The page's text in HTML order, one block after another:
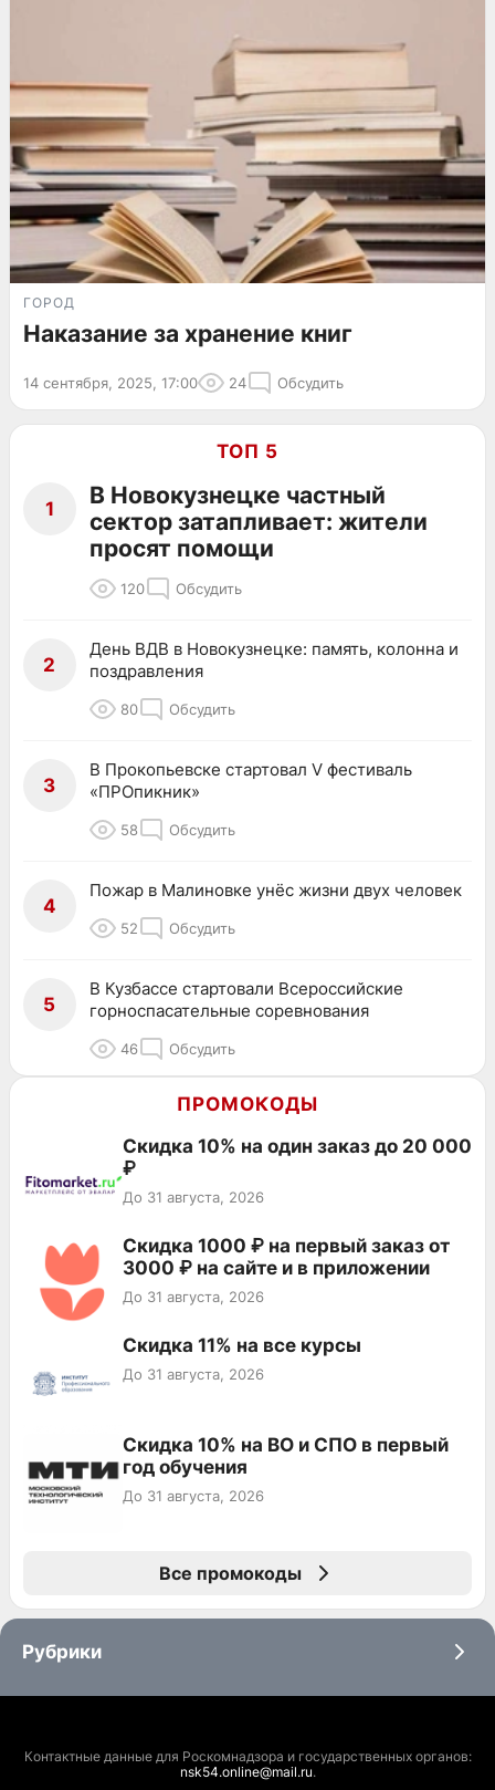
ГОРОД
Наказание за хранение книг
14 сентября, 2025, 17:00 24 Обсудить
ТОП 5
1
В Новокузнецке частный
сектор затапливает: жители
просят помощи
120 Обсудить
2
День ВДВ в Новокузнецке: память, колонна и
поздравления
80 Обсудить
3
В Прокопьевске стартовал V фестиваль
«ПРОпикник»
58 Обсудить
4
Пожар в Малиновке унёс жизни двух человек
52 Обсудить
5
В Кузбассе стартовали Всероссийские
горноспасательные соревнования
46 Обсудить
ПРОМОКОДЫ
Скидка 10% на один заказ до 20 000
₽
До 31 августа, 2026
Скидка 1000 ₽ на первый заказ от
3000 ₽ на сайте и в приложении
До 31 августа, 2026
Скидка 11% на все курсы
До 31 августа, 2026
Скидка 10% на ВО и СПО в первый
год обучения
До 31 августа, 2026
Все промокоды
Рубрики
Контактные данные для Роскомнадзора и государственных органов:
nsk54.online@mail.ru.